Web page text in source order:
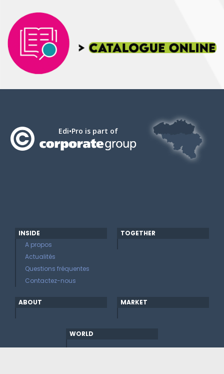
Edi•Pro is part of
INSIDE
A propos
Actualités
Questions fréquentes
Contactez-nous
TOGETHER
ABOUT MARKET
WORLD